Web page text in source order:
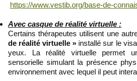
https://www.vestib.org/base-de-
Avec casque de réalité virtuelle :
Certains thérapeutes utilisent une
de réalité virtuelle » installé sur le
yeux. La réalité virtuelle permet
sensorielle simulant la présence
environnement avec lequel il peut